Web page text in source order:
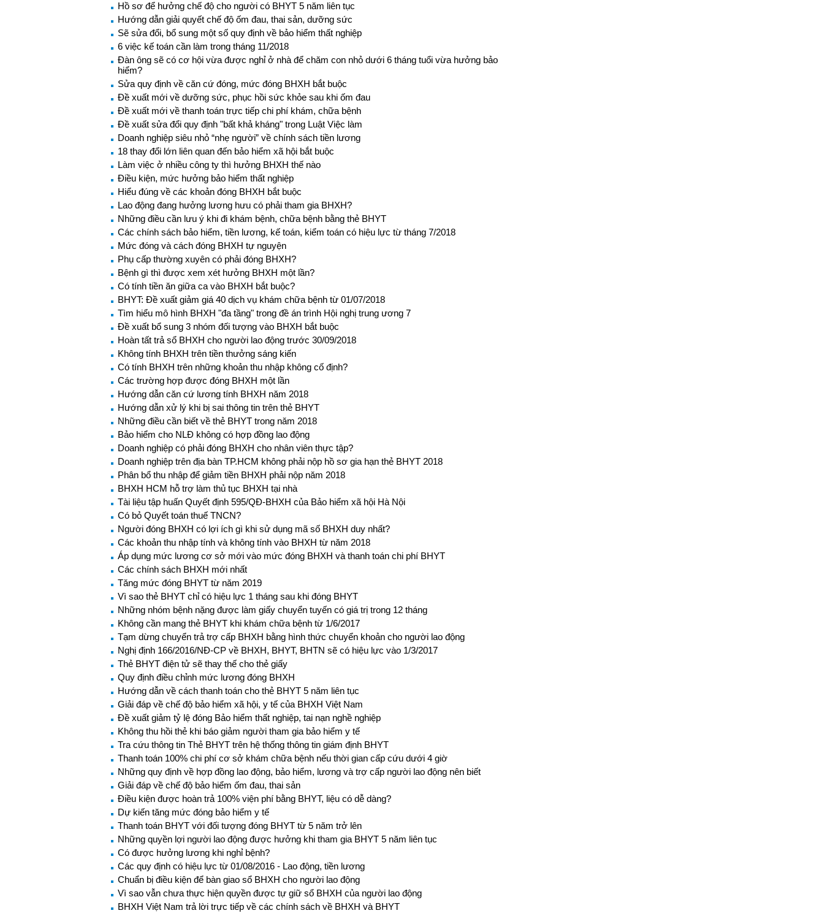
Hồ sơ để hưởng chế độ cho người có BHYT 5 năm liên tục
Hướng dẫn giải quyết chế độ ốm đau, thai sản, dưỡng sức
Sẽ sửa đổi, bổ sung một số quy định về bảo hiểm thất nghiệp
6 việc kế toán cần làm trong tháng 11/2018
Đàn ông sẽ có cơ hội vừa được nghỉ ở nhà để chăm con nhỏ dưới 6 tháng tuổi vừa hưởng bảo
hiểm?
Sửa quy định về căn cứ đóng, mức đóng BHXH bắt buộc
Đề xuất mới về dưỡng sức, phục hồi sức khỏe sau khi ốm đau
Đề xuất mới về thanh toán trực tiếp chi phí khám, chữa bệnh
Đề xuất sửa đổi quy định "bất khả kháng" trong Luật Việc làm
Doanh nghiệp siêu nhỏ “nhẹ người” về chính sách tiền lương
18 thay đổi lớn liên quan đến bảo hiểm xã hội bắt buộc
Làm việc ở nhiều công ty thì hưởng BHXH thế nào
Điều kiện, mức hưởng bảo hiểm thất nghiệp
Hiểu đúng về các khoản đóng BHXH bắt buộc
Lao động đang hưởng lương hưu có phải tham gia BHXH?
Những điều cần lưu ý khi đi khám bệnh, chữa bệnh bằng thẻ BHYT
Các chính sách bảo hiểm, tiền lương, kế toán, kiểm toán có hiệu lực từ tháng 7/2018
Mức đóng và cách đóng BHXH tự nguyện
Phụ cấp thường xuyên có phải đóng BHXH?
Bệnh gì thì được xem xét hưởng BHXH một lần?
Có tính tiền ăn giữa ca vào BHXH bắt buộc?
BHYT: Đề xuất giảm giá 40 dịch vụ khám chữa bệnh từ 01/07/2018
Tìm hiểu mô hình BHXH "đa tầng" trong đề án trình Hội nghị trung ương 7
Đề xuất bổ sung 3 nhóm đối tượng vào BHXH bắt buộc
Hoàn tất trả sổ BHXH cho người lao động trước 30/09/2018
Không tính BHXH trên tiền thưởng sáng kiến
Có tính BHXH trên những khoản thu nhập không cố định?
Các trường hợp được đóng BHXH một lần
Hướng dẫn căn cứ lương tính BHXH năm 2018
Hướng dẫn xử lý khi bị sai thông tin trên thẻ BHYT
Những điều cần biết về thẻ BHYT trong năm 2018
Bảo hiểm cho NLĐ không có hợp đồng lao động
Doanh nghiệp có phải đóng BHXH cho nhân viên thực tập?
Doanh nghiệp trên địa bàn TP.HCM không phải nộp hồ sơ gia hạn thẻ BHYT 2018
Phân bổ thu nhập để giảm tiền BHXH phải nộp năm 2018
BHXH HCM hỗ trợ làm thủ tục BHXH tại nhà
Tài liệu tập huấn Quyết định 595/QĐ-BHXH của Bảo hiểm xã hội Hà Nội
Có bỏ Quyết toán thuế TNCN?
Người đóng BHXH có lợi ích gì khi sử dụng mã số BHXH duy nhất?
Các khoản thu nhập tính và không tính vào BHXH từ năm 2018
Áp dụng mức lương cơ sở mới vào mức đóng BHXH và thanh toán chi phí BHYT
Các chính sách BHXH mới nhất
Tăng mức đóng BHYT từ năm 2019
Vì sao thẻ BHYT chỉ có hiệu lực 1 tháng sau khi đóng BHYT
Những nhóm bệnh nặng được làm giấy chuyển tuyến có giá trị trong 12 tháng
Không cần mang thẻ BHYT khi khám chữa bệnh từ 1/6/2017
Tạm dừng chuyển trả trợ cấp BHXH bằng hình thức chuyển khoản cho người lao động
Nghị định 166/2016/NĐ-CP về BHXH, BHYT, BHTN sẽ có hiệu lực vào 1/3/2017
Thẻ BHYT điện tử sẽ thay thế cho thẻ giấy
Quy định điều chỉnh mức lương đóng BHXH
Hướng dẫn về cách thanh toán cho thẻ BHYT 5 năm liên tục
Giải đáp về chế độ bảo hiểm xã hội, y tế của BHXH Việt Nam
Đề xuất giảm tỷ lệ đóng Bảo hiểm thất nghiệp, tai nạn nghề nghiệp
Không thu hồi thẻ khi báo giảm người tham gia bảo hiểm y tế
Tra cứu thông tin Thẻ BHYT trên hệ thống thông tin giám định BHYT
Thanh toán 100% chi phí cơ sở khám chữa bệnh nếu thời gian cấp cứu dưới 4 giờ
Những quy định về hợp đồng lao động, bảo hiểm, lương và trợ cấp người lao động nên biết
Giải đáp về chế độ bảo hiểm ốm đau, thai sản
Điều kiện được hoàn trả 100% viện phí bằng BHYT, liệu có dễ dàng?
Dự kiến tăng mức đóng bảo hiểm y tế
Thanh toán BHYT với đối tượng đóng BHYT từ 5 năm trở lên
Những quyền lợi người lao động được hưởng khi tham gia BHYT 5 năm liên tục
Có được hưởng lương khi nghỉ bệnh?
Các quy định có hiệu lực từ 01/08/2016 - Lao động, tiền lương
Chuẩn bị điều kiện để bàn giao sổ BHXH cho người lao động
Vì sao vẫn chưa thực hiện quyền được tự giữ sổ BHXH của người lao động
BHXH Việt Nam trả lời trực tiếp về các chính sách về BHXH và BHYT